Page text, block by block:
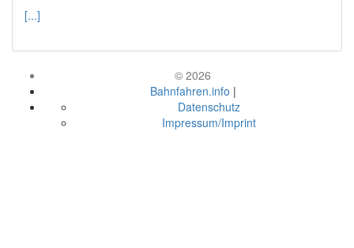
[...]
© 2026
Bahnfahren.info |
Datenschutz
Impressum/Imprint